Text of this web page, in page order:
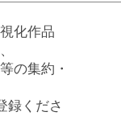
化作品
の集約・
録くださ